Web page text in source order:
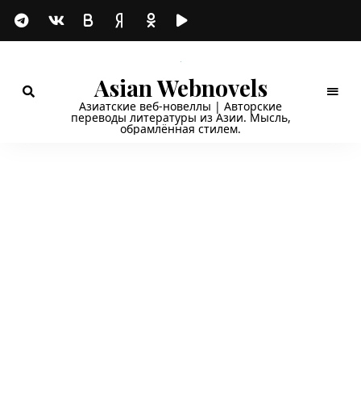
Asian Webnovels
Азиатские веб-новеллы | Авторские
переводы литературы из Азии. Мысль,
обрамлённая стилем.